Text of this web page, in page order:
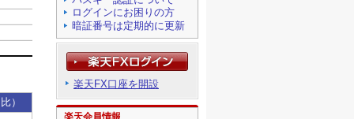
ログインにお困りの方
暗証番号は定期的に更新
楽天FX口座を開設
楽天会員情報